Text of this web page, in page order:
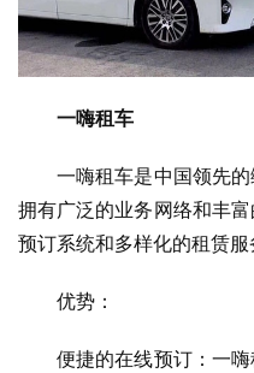
一嗨租车
一嗨租车是中国领先的
拥有广泛的业务网络和丰
预订系统和多样化的租赁服
优势：
便捷的在线预订：一嗨